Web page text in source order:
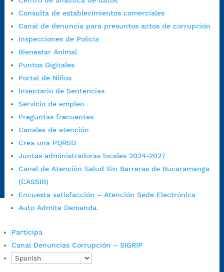
Funcionarios y contratistas
Consulta de establecimientos comerciales
Canal de denuncia para presuntos actos de corrupción
Inspecciones de Policía
Bienestar Animal
Puntos Digitales
Portal de Niños
Inventario de Sentencias
Servicio de empleo
Preguntas frecuentes
Canales de atención
Crea una PQRSD
Juntas administradoras locales 2024-2027
Canal de Atención Salud Sin Barreras de Bucaramanga
(CASSIB)
Encuesta satisfacción – Atención Sede Electrónica
Auto Admite Demanda.
Participa
Canal Denuncias Corrupción – SIGRIP
Horario de Atención CAME (Norte):
Dirección:
Carrera 12 #16N-84 del barrio Kennedy.
Horario habitual de lunes a viernes en
a.m. a 3:00 p.m.
Teléfono Conmutador:
Líneagratuita:+57 (607) 652 55 55
Correo Institucional:
contactenos@bucaramanga.gov.co
Correo de notificaciones
judiciales:
notificaciones@bucaramanga.gov.co
Canal de denuncia para presuntos actos de corrupción:
https://canaldenuncia.bucaramanga.gov.co/
Emergencia: https://emergencia.bucaramanga.gov.co/
Radique aquí su queja disciplinaria:
https://www.bucaramanga.gov.co/gobierno-ciudadanos-
1/secretarias/oficina-de-control-interno-disciplinario/
Alcaldía de Bucaramanga
@AlcaldíaBGA